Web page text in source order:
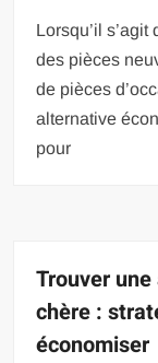
Lorsqu’il
des pièces
de pièces
alternative
pour
Trouver
chère :
économiser